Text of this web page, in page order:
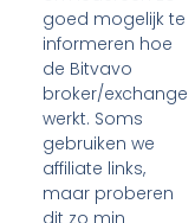
goed mogelijk te
informeren hoe
de Bitvavo
broker/exchange
werkt. Soms
gebruiken we
affiliate links,
maar proberen